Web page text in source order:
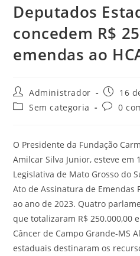
Deputados
concedem R$
emendas ao
Administrador
16
Sem categoria
0
O Presidente da Fundação
Amilcar Silva Junior, esteve em
Legislativa de Mato Grosso do
Ato de Assinatura de Emendas
ao ano de 2023. Quatro
que totalizaram R$ 250.000,00
Câncer de Campo Grande-MS
estaduais destinaram os